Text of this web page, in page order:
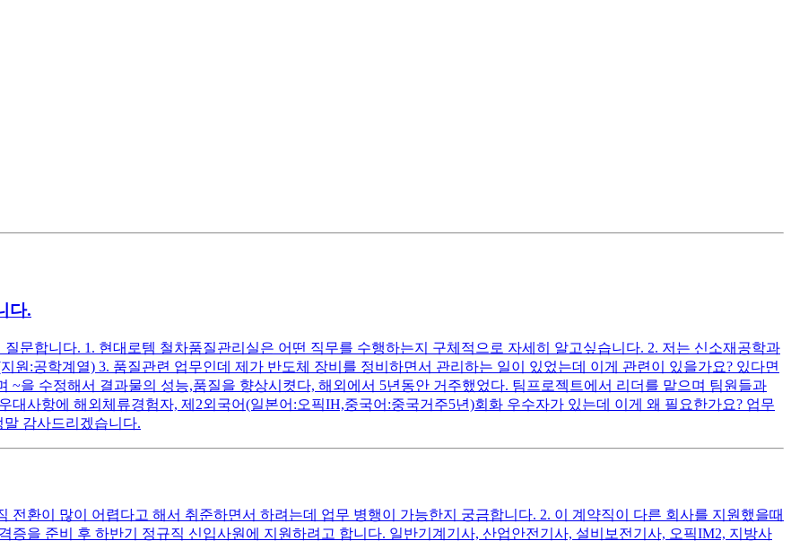
다.
문합니다. 1. 현대로템 철차품질관리실은 어떤 직무를 수행하는지 구체적으로 자세히 알고싶습니다. 2. 저는 신소재공학과
원:공학계열) 3. 품질관련 업무인데 제가 반도체 장비를 정비하면서 관리하는 일이 있었는데 이게 관련이 있을가요? 있다면
~을 수정해서 결과물의 성능,품질을 향상시켯다, 해외에서 5년동안 거주했었다. 팀프로젝트에서 리더를 맡으며 팀원들과
대사항에 해외체류경험자, 제2외국어(일본어:오픽IH,중국어:중국거주5년)회화 우수자가 있는데 이게 왜 필요한가요? 업무
감사드리겠습니다.
전환이 많이 어렵다고 해서 취준하면서 하려는데 업무 병행이 가능한지 궁금합니다. 2. 이 계약직이 다른 회사를 지원했을때
증을 준비 후 하반기 정규직 신입사원에 지원하려고 합니다. 일반기계기사, 산업안전기사, 설비보전기사, 오픽IM2, 지방사